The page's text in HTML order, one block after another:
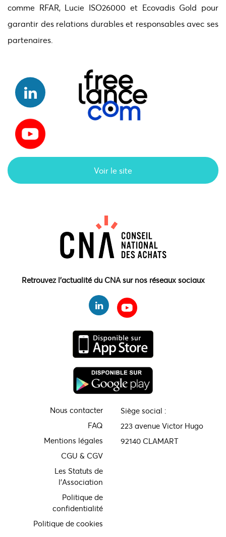
comme RFAR, Lucie ISO26000 et Ecovadis Gold pour
garantir des relations durables et responsables avec ses
partenaires.
Voir le site
Retrouvez l'actualité du CNA sur nos réseaux sociaux
Nous contacter
FAQ
Mentions légales
CGU & CGV
Les Statuts de
l'Association
Politique de
confidentialité
Politique de cookies
Siège social :
223 avenue Victor Hugo
92140 CLAMART